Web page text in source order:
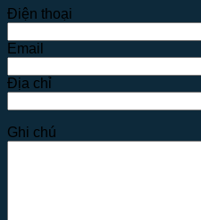
Điện thoại
Email
Địa chỉ
Ghi chú